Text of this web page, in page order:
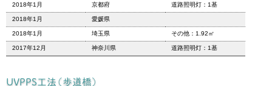
2018年1月 京都府 道路照明灯：1基
2018年1月 愛媛県
2018年1月 埼玉県 その他：1.92㎡
2017年12月 神奈川県 道路照明灯：1基
UVPPS工法（歩道橋）